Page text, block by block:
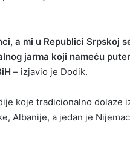
a mi u Republici Srpskoj
jarma koji nameću
– izjavio je Dodik.
koje tradicionalno dolaze
Albanije, a jedan je